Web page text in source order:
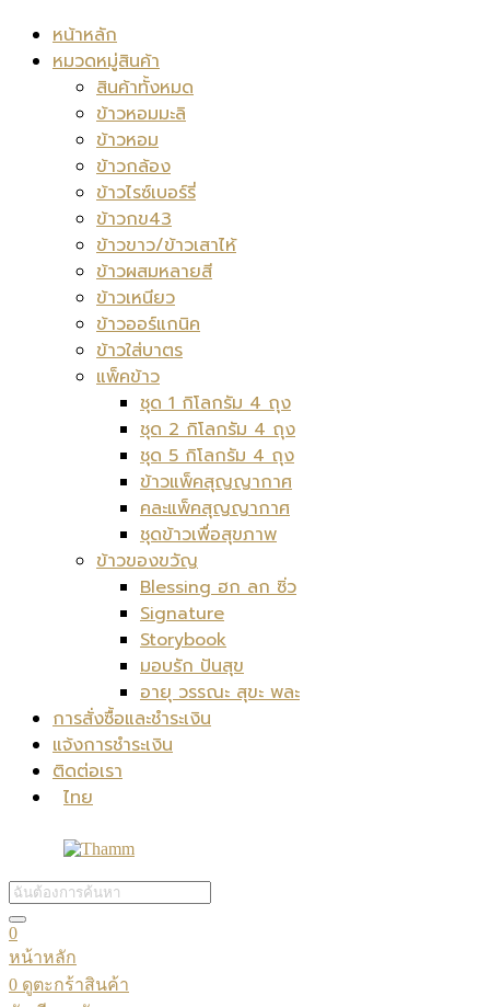
หน้าหลัก
หมวดหมู่สินค้า
สินค้าทั้งหมด
ข้าวหอมมะลิ
ข้าวหอม
ข้าวกล้อง
ข้าวไรซ์เบอร์รี่
ข้าวกข43
ข้าวขาว/ข้าวเสาไห้
ข้าวผสมหลายสี
ข้าวเหนียว
ข้าวออร์แกนิค
ข้าวใส่บาตร
แพ็คข้าว
ชุด 1 กิโลกรัม 4 ถุง
ชุด 2 กิโลกรัม 4 ถุง
ชุด 5 กิโลกรัม 4 ถุง
ข้าวแพ็คสุญญากาศ
คละแพ็คสุญญากาศ
ชุดข้าวเพื่อสุขภาพ
ข้าวของขวัญ
Blessing ฮก ลก ซิ่ว
Signature
Storybook
มอบรัก ปันสุข
อายุ วรรณะ สุขะ พละ
การสั่งซื้อและชำระเงิน
แจ้งการชำระเงิน
ติดต่อเรา
ไทย
0
หน้าหลัก
0 ดูตะกร้าสินค้า